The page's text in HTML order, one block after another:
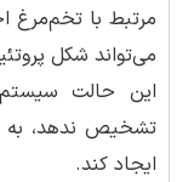
مرتبط با تخم‌مرغ
می‌تواند شکل
این حالت
تشخیص ندهد، به
ایجاد کند.